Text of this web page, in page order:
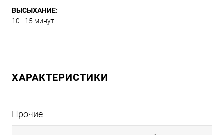
ВЫСЫХАНИЕ:
10 - 15 минут.
ХАРАКТЕРИСТИКИ
Прочие